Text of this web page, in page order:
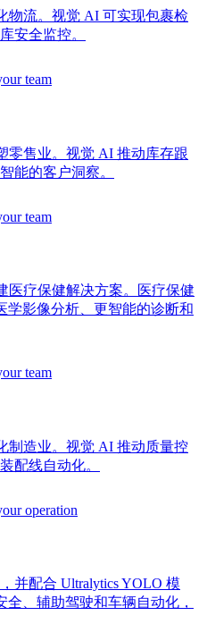
物流。视觉 AI 可实现包裹检
安全监控。
零售业。视觉 AI 推动库存跟
能的客户洞察。
医疗保健解决方案。医疗保健
学影像分析、更智能的诊断和
制造业。视觉 AI 推动质量控
配线自动化。
并配合 Ultralytics YOLO 模
、辅助驾驶和车辆自动化，